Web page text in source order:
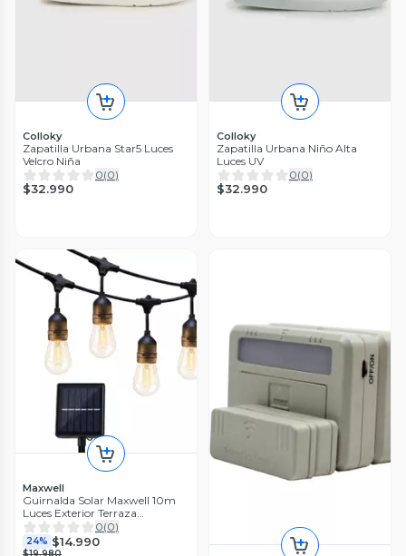
Colloky
Zapatilla Urbana Star5 Luces
Velcro Niña
0(0)
$32.990
Colloky
Zapatilla Urbana Niño Alta
Luces UV
0(0)
$32.990
Maxwell
Guirnalda Solar Maxwell 10m
Luces Exterior Terraza
Impermeable 0(0)
24% $14.990